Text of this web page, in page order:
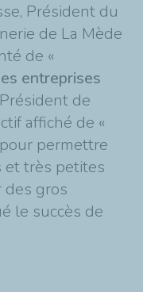
Président du
de La Mède
de «
entreprises
de
affiché de «
permettre
et très petites
des gros
le succès de